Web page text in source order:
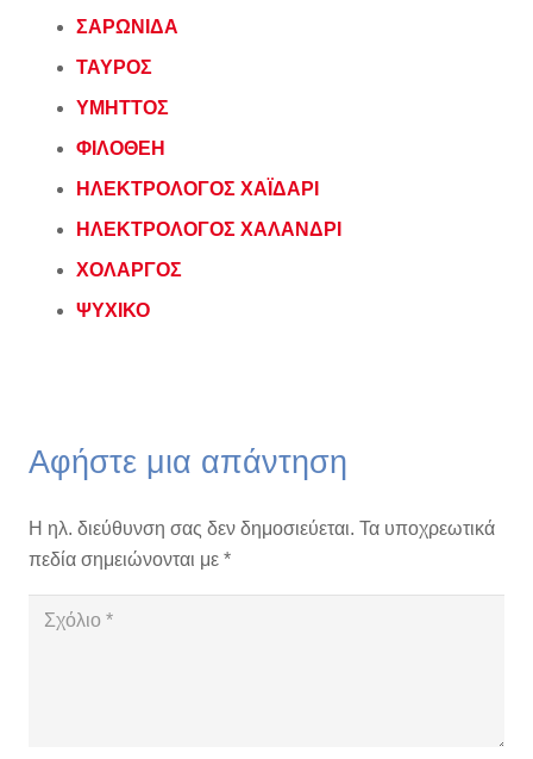
ΣΑΡΩΝΙΔΑ
ΤΑΥΡΟΣ
ΥΜΗΤΤΟΣ
ΦΙΛΟΘΕΗ
ΗΛΕΚΤΡΟΛΟΓΟΣ ΧΑΪΔΑΡΙ
ΗΛΕΚΤΡΟΛΟΓΟΣ ΧΑΛΑΝΔΡΙ
ΧΟΛΑΡΓΟΣ
ΨΥΧΙΚΟ
Αφήστε μια απάντηση
Η ηλ. διεύθυνση σας δεν δημοσιεύεται. Τα υποχρεωτικά
πεδία σημειώνονται με *